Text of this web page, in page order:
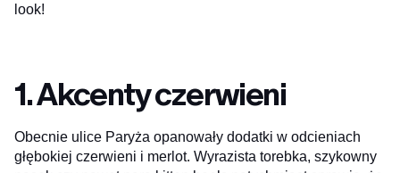
look!
1. Akcenty czerwieni
Obecnie ulice Paryża opanowały dodatki w odcieniach
głębokiej czerwieni i merlot. Wyrazista torebka, szykowny